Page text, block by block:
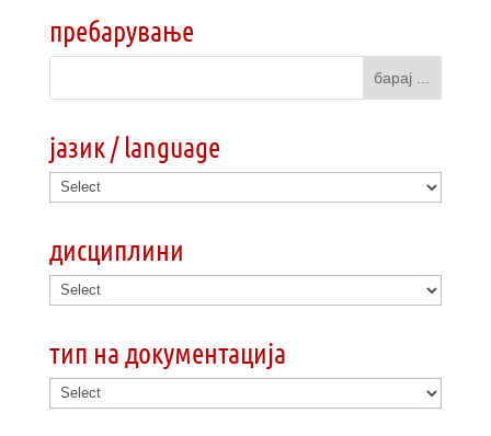
пребарување
јазик / language
дисциплини
тип на документација